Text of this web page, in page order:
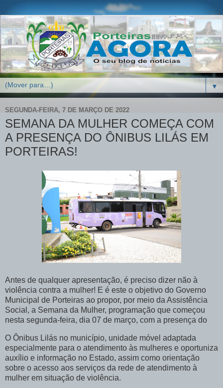
▼
SEGUNDA-FEIRA, 7 DE MARÇO DE 2022
SEMANA DA MULHER COMEÇA COM
A PRESENÇA DO ÔNIBUS LILÁS EM
PORTEIRAS!
Antes de qualquer apresentação, é preciso dizer não à
violência contra a mulher! E é este o objetivo do Governo
Municipal de Porteiras ao propor, por meio da Assistência
Social, a Semana da Mulher, programação que começou
nesta segunda-feira, dia 07 de março, com a presença do
O Ônibus Lilás no município, unidade móvel adaptada
especialmente para o atendimento às mulheres e oportuniza
auxílio e informação no Estado, assim como orientação
sobre o acesso aos serviços da rede de atendimento à
mulher em situação de violência.